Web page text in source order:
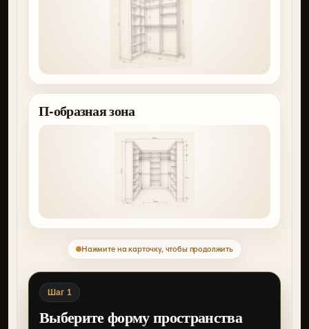
П-образная зона
Нажмите на карточку, чтобы продолжить
Шаг 1
Выберите форму пространства